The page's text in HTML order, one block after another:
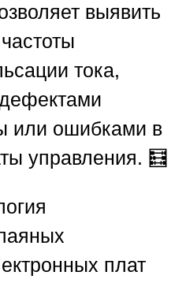
выявить
тока,
или ошибками в
управления. 🧮
плат